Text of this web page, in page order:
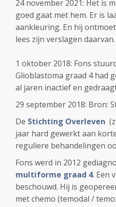
24 november 2021: Het is
goed gaat met hem. Er is
aankleuring. En hij
lees zijn verslagen daarvan.
1 oktober 2018: Fons
Glioblastoma graad 4 had
al jaren inactief en
29 september 2018: Bron:
De Stichting Overleven
jaar hard gewerkt aan
reguliere behandelingen
Fons werd in 2012
multiforme graad 4. Een
beschouwd. Hij is
met chemo (temodal /